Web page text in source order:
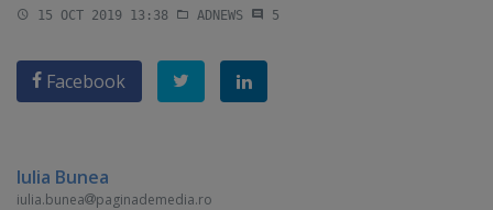
15 OCT 2019 13:38 ADNEWS 5
Facebook
Iulia Bunea
iulia.bunea paginademedia.ro